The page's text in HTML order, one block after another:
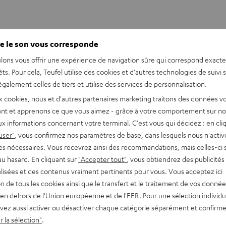
commercial HDMI, et les logos HDMI sont des
le son vous corresponde
vous offrir une expérience de navigation sûre qui correspond
Pour cela, Teufel utilise des cookies et d'autres technologies de suivi
celles de tiers et utilise des services de personnalisation.
cookies, nous et d'autres partenaires marketing traitons des données
et apprenons ce que vous aimez - grâce à votre comportement sur
informations concernant votre terminal. C'est vous qui décidez : en
, vous confirmez nos paramètres de base, dans lesquels nous
nécessaires. Vous recevrez ainsi des recommandations, mais celles-ci
hasard. En cliquant sur "Accepter tout" , vous obtiendrez des publicités
et des contenus vraiment pertinents pour vous. Vous acceptez ici
de tous les cookies ainsi que le transfert et le traitement de vos
dehors de l'Union européenne et de l'EER. Pour une sélection
aussi activer ou désactiver chaque catégorie séparément et
la sélection"